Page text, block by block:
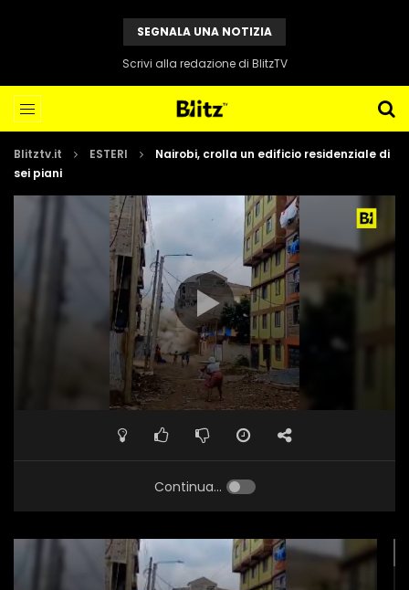
SEGNALA UNA NOTIZIA
Scrivi alla redazione di BlitzTV
Blitztv.it ESTERI
Nairobi, crolla un edificio residenziale di
sei piani
Continua...